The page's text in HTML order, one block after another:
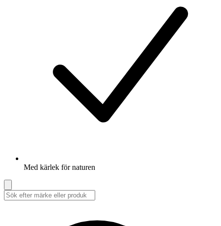
Med kärlek för naturen